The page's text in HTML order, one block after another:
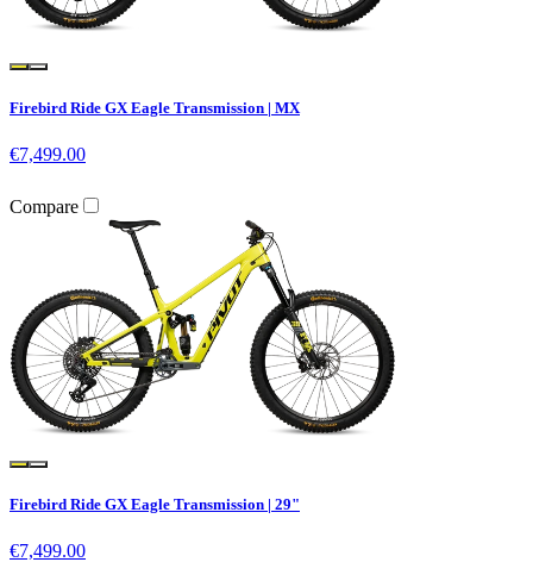
Firebird Ride GX Eagle Transmission | MX
€7,499.00
Compare
Firebird Ride GX Eagle Transmission | 29"
€7,499.00